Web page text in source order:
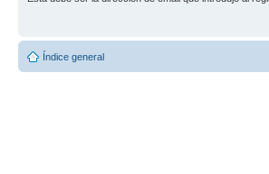
Índice general